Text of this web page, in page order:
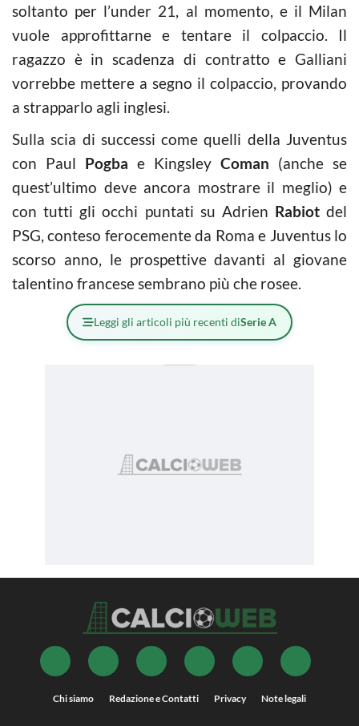
soltanto per l’under 21, al momento, e il Milan
vuole approfittarne e tentare il colpaccio. Il
ragazzo è in scadenza di contratto e Galliani
vorrebbe mettere a segno il colpaccio, provando
a strapparlo agli inglesi.
Sulla scia di successi come quelli della Juventus
con Paul Pogba e Kingsley Coman (anche se
quest’ultimo deve ancora mostrare il meglio) e
con tutti gli occhi puntati su Adrien Rabiotdel
PSG, conteso ferocemente da Roma e Juventus lo
scorso anno, le prospettive davanti al giovane
talentino francese sembrano più che rosee.
Leggi gli articoli più recenti diSerie A
Chi siamo Redazione e Contatti Privacy Note legali